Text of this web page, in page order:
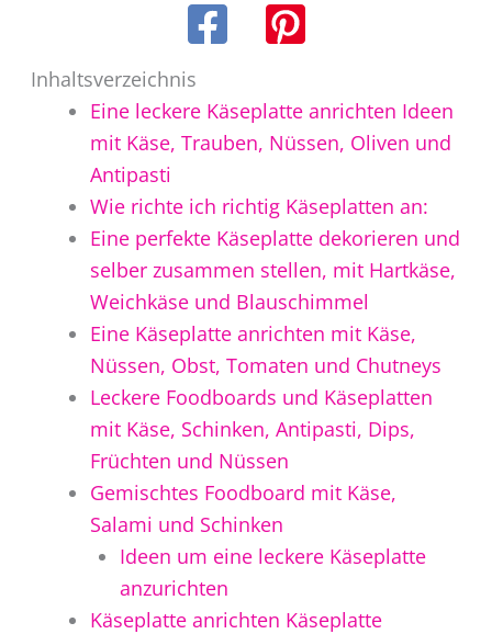
Inhaltsverzeichnis
Eine leckere Käseplatte anrichten Ideen
mit Käse, Trauben, Nüssen, Oliven und
Antipasti
Wie richte ich richtig Käseplatten an:
Eine perfekte Käseplatte dekorieren und
selber zusammen stellen, mit Hartkäse,
Weichkäse und Blauschimmel
Eine Käseplatte anrichten mit Käse,
Nüssen, Obst, Tomaten und Chutneys
Leckere Foodboards und Käseplatten
mit Käse, Schinken, Antipasti, Dips,
Früchten und Nüssen
Gemischtes Foodboard mit Käse,
Salami und Schinken
Ideen um eine leckere Käseplatte
anzurichten
Käseplatte anrichten Käseplatte